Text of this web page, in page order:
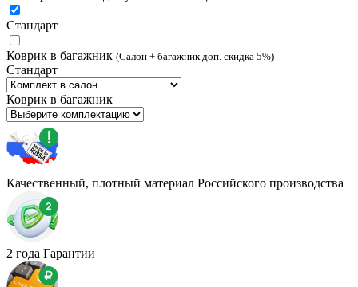
Стандарт
Коврик в багажник (Салон + багажник доп. скидка 5%)
Стандарт
Коврик в багажник
Качественный, плотный материал Российского производства
2 года Гарантии